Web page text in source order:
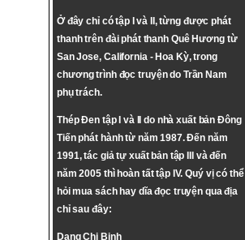
Ở đây chỉ có tập I và II, từng được phát
thanh trên đài phát thanh Quê Hương từ
San Jose, California - Hoa Kỳ, trong
chương trình đọc truyện do Trần Nam
phụ trách.
Thép Đen tập I và II do nhà xuất bản Đông
Tiến phát hành từ năm 1987. Đến năm
1991, tác giả tự xuất bản tập III và đến
năm 2005 thì hoàn tất tập IV. Quý vị có thể
hỏi mua sách hay dĩa đọc truyện qua địa
chỉ sau đây:
Dang Chi Binh